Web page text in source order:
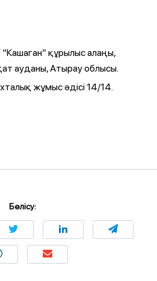
құрылыс алаңы,
ауданы, Атырау облысы.
жұмыс әдісі 14/14.
Бөлісу: